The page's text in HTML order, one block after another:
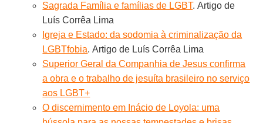
Sagrada Família e famílias de LGBT. Artigo de
Luís Corrêa Lima
Igreja e Estado: da sodomia à criminalização da
LGBTfobia. Artigo de Luís Corrêa Lima
Superior Geral da Companhia de Jesus confirma
a obra e o trabalho de jesuíta brasileiro no serviço
aos LGBT+
O discernimento em Inácio de Loyola: uma